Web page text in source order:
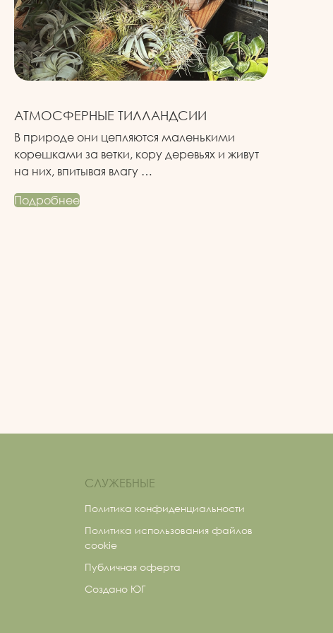
АТМОСФЕРНЫЕ ТИЛЛАНДСИИ
В природе они цепляются маленькими
корешками за ветки, кору деревьях и живут
на них, впитывая влагу …
Подробнее
СЛУЖЕБНЫЕ
Политика конфиденциальности
Политика использования файлов
cookie
Публичная оферта
Создано ЮГ